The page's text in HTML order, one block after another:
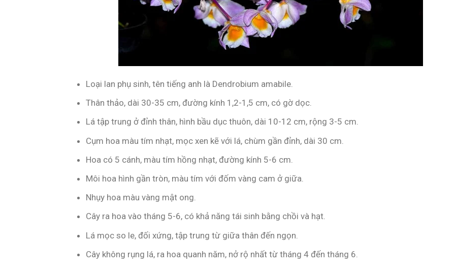
Loại lan phụ sinh, tên tiếng anh là Dendrobium amabile.
Thân thảo, dài 30-35 cm, đường kính 1,2-1,5 cm, có gờ dọc.
Lá tập trung ở đỉnh thân, hình bầu dục thuôn, dài 10-12 cm, rộng 3-5 cm.
Cụm hoa màu tím nhạt, mọc xen kẽ với lá, chùm gần đỉnh, dài 30 cm.
Hoa có 5 cánh, màu tím hồng nhạt, đường kính 5-6 cm.
Môi hoa hình gần tròn, màu tím với đốm vàng cam ở giữa.
Nhụy hoa màu vàng mật ong.
Cây ra hoa vào tháng 5-6, có khả năng tái sinh bằng chồi và hạt.
Lá mọc so le, đối xứng, tập trung từ giữa thân đến ngọn.
Cây không rụng lá, ra hoa quanh năm, nở rộ nhất từ tháng 4 đến tháng 6.